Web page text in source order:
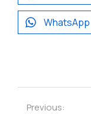
WhatsApp
Previous: